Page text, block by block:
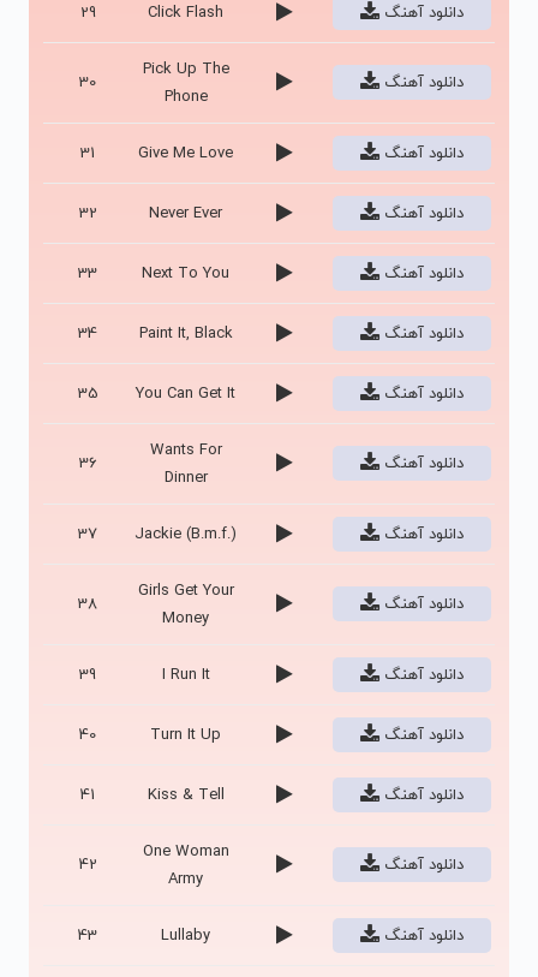
29 Click Flash دانلود آهنگ
30
Pick Up The
Phone
دانلود آهنگ
31 Give Me Love دانلود آهنگ
32 Never Ever دانلود آهنگ
33 Next To You دانلود آهنگ
34 Paint It, Black دانلود آهنگ
35 You Can Get It دانلود آهنگ
36
Wants For
Dinner
دانلود آهنگ
37 Jackie (B.m.f.) دانلود آهنگ
38
Girls Get Your
Money
دانلود آهنگ
39 I Run It دانلود آهنگ
40 Turn It Up دانلود آهنگ
41 Kiss & Tell دانلود آهنگ
42
One Woman
Army
دانلود آهنگ
43 Lullaby دانلود آهنگ